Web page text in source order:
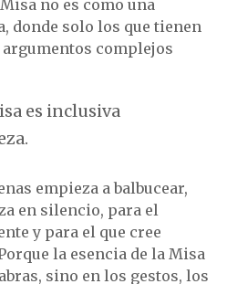
no es como una
donde solo los que tienen
complejos
es inclusiva
empieza a balbucear,
en silencio, para el
y para el que cree
la esencia de la Misa
sino en los gestos, los